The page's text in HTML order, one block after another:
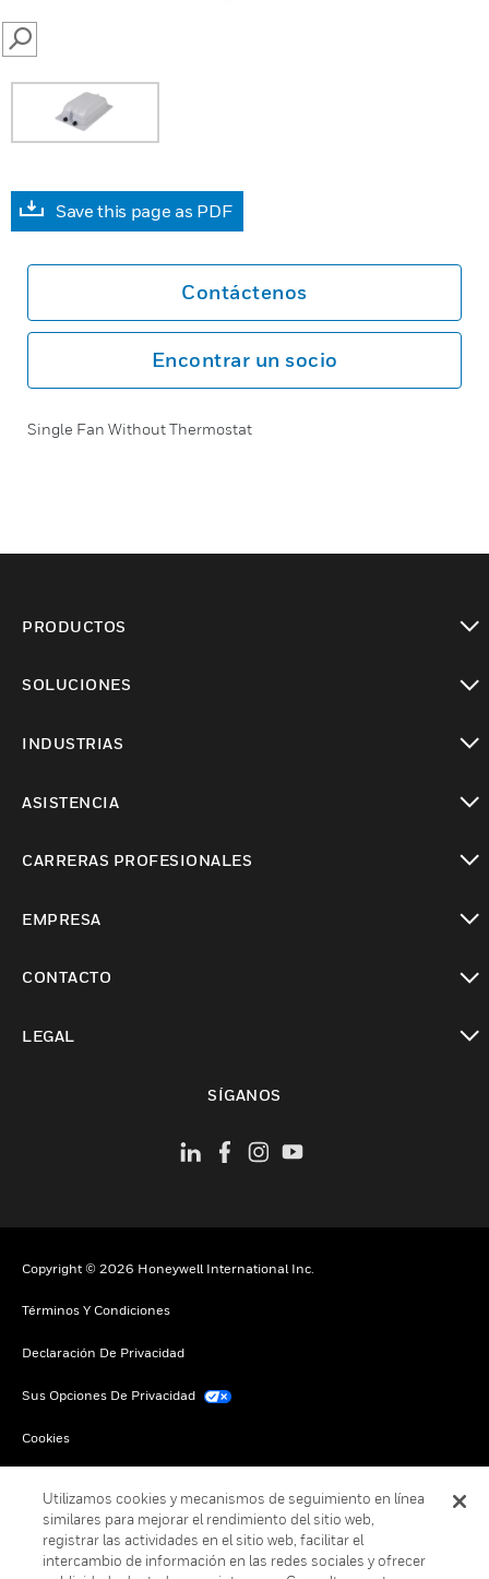
SEARCH
Save this page as PDF
Contáctenos
Encontrar un socio
Single Fan Without Thermostat
PRODUCTOS
SOLUCIONES
INDUSTRIAS
ASISTENCIA
CARRERAS PROFESIONALES
EMPRESA
CONTACTO
LEGAL
SÍGANOS
Copyright © 2026 Honeywell International Inc.
Términos Y Condiciones
Declaración De Privacidad
Sus Opciones De Privacidad
Cookies
Utilizamos cookies y mecanismos de seguimiento en línea
similares para mejorar el rendimiento del sitio web,
registrar las actividades en el sitio web, facilitar el
intercambio de información en las redes sociales y ofrecer